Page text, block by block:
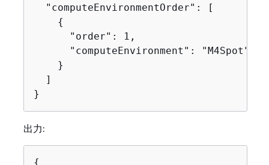
  "computeEnvironmentOrder": [
{
      "order": 1,
      "computeEnvironment": "M4Spot"
    }
  ]
}
出力:
{